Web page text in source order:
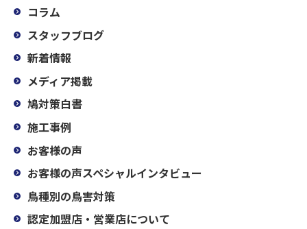
コラム
スタッフブログ
新着情報
メディア掲載
鳩対策白書
施工事例
お客様の声
お客様の声スペシャルインタビュー
鳥種別の鳥害対策
認定加盟店・営業店について